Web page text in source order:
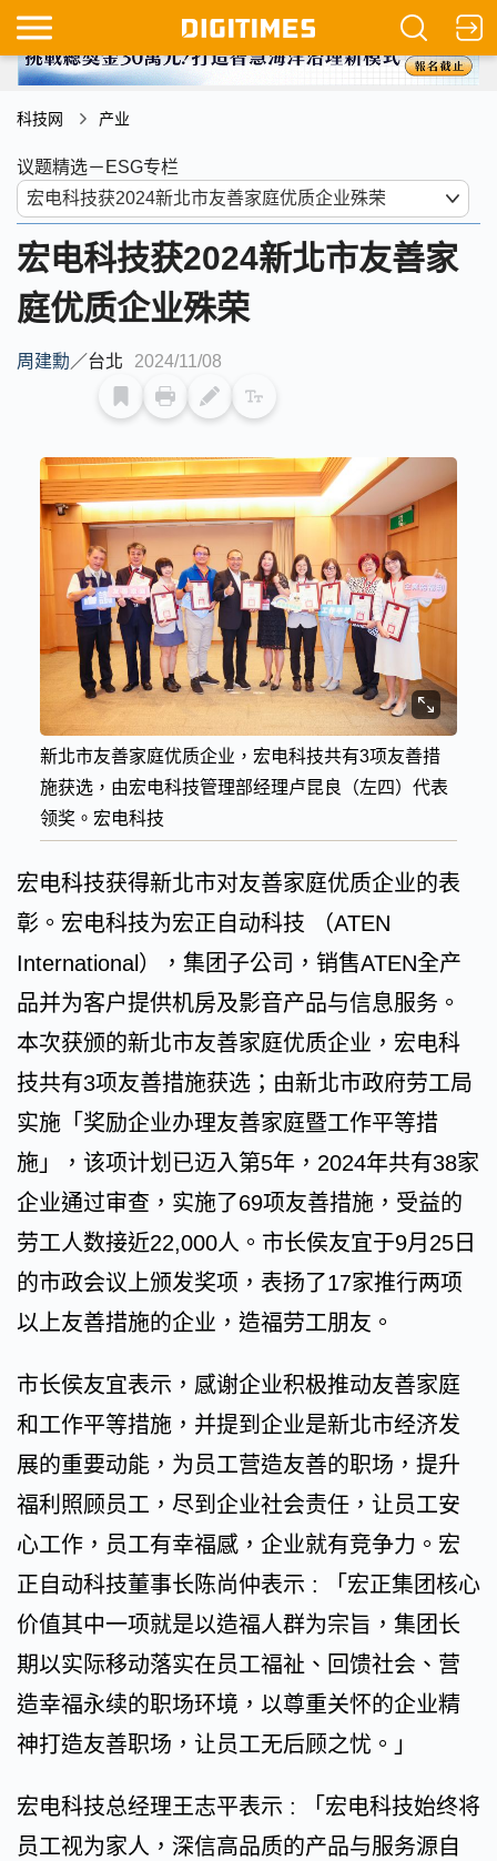
科技网 产业
议题精选－ESG专栏
宏电科技获2024新北市友善家
庭优质企业殊荣
周建勳／台北 2024/11/08
新北市友善家庭优质企业，宏电科技共有3项友善措
施获选，由宏电科技管理部经理卢昆良（左四）代表
领奖。宏电科技
宏电科技获得新北市对友善家庭优质企业的表
彰。宏电科技为宏正自动科技 （ATEN
International），集团子公司，销售ATEN全产
品并为客户提供机房及影音产品与信息服务。
本次获颁的新北市友善家庭优质企业，宏电科
技共有3项友善措施获选；由新北市政府劳工局
实施「奖励企业办理友善家庭暨工作平等措
施」，该项计划已迈入第5年，2024年共有38家
企业通过审查，实施了69项友善措施，受益的
劳工人数接近22,000人。市长侯友宜于9月25日
的市政会议上颁发奖项，表扬了17家推行两项
以上友善措施的企业，造福劳工朋友。
市长侯友宜表示，感谢企业积极推动友善家庭
和工作平等措施，并提到企业是新北市经济发
展的重要动能，为员工营造友善的职场，提升
福利照顾员工，尽到企业社会责任，让员工安
心工作，员工有幸福感，企业就有竞争力。宏
正自动科技董事长陈尚仲表示 : 「宏正集团核心
价值其中一项就是以造福人群为宗旨，集团长
期以实际移动落实在员工福祉、回馈社会、营
造幸福永续的职场环境，以尊重关怀的企业精
神打造友善职场，让员工无后顾之忧。」
宏电科技总经理王志平表示 : 「宏电科技始终将
员工视为家人，深信高品质的产品与服务源自